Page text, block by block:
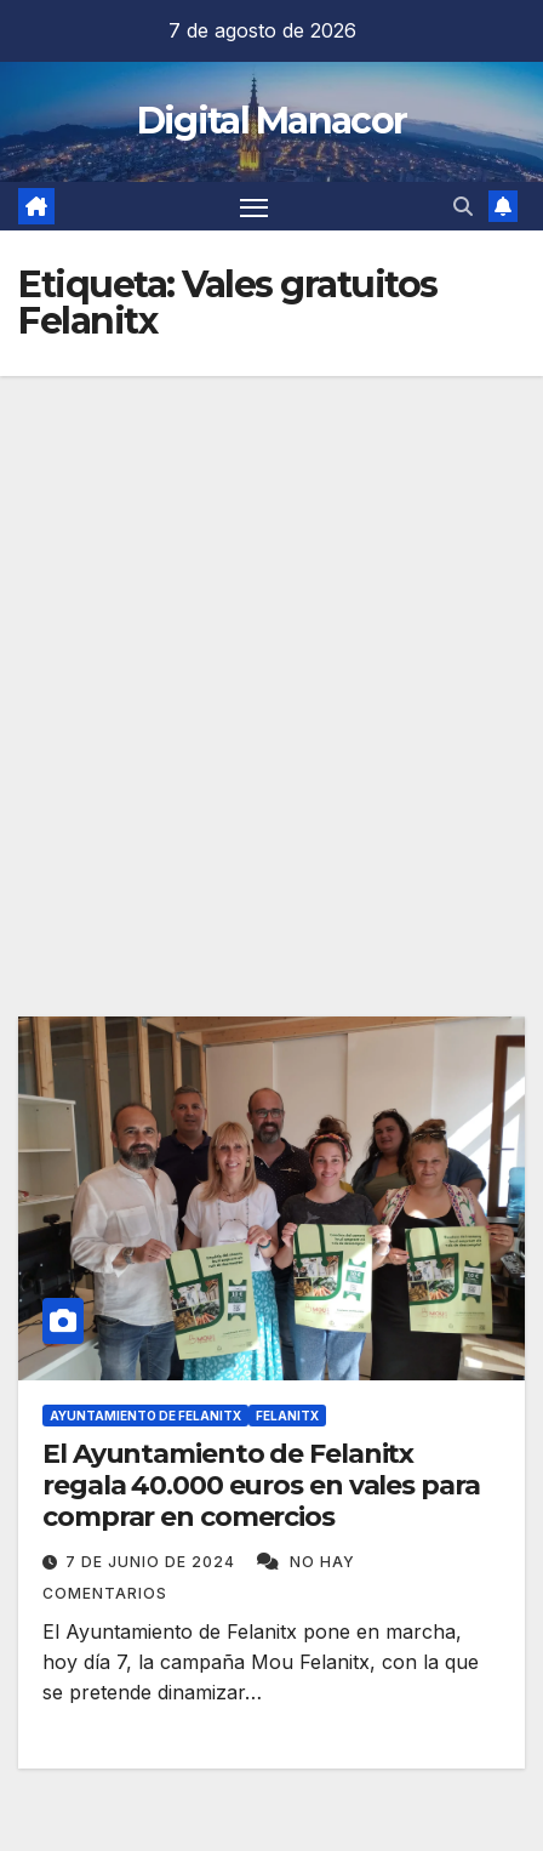
contenido
7 de agosto de 2026
Digital Manacor
Etiqueta:Vales gratuitos
Felanitx
AYUNTAMIENTO DE FELANITX FELANITX
El Ayuntamiento de Felanitx
regala 40.000 euros en vales para
comprar en comercios
7 DE JUNIO DE 2024
NO HAY
COMENTARIOS
El Ayuntamiento de Felanitx pone en marcha,
hoy día 7, la campaña Mou Felanitx, con la que
se pretende dinamizar…